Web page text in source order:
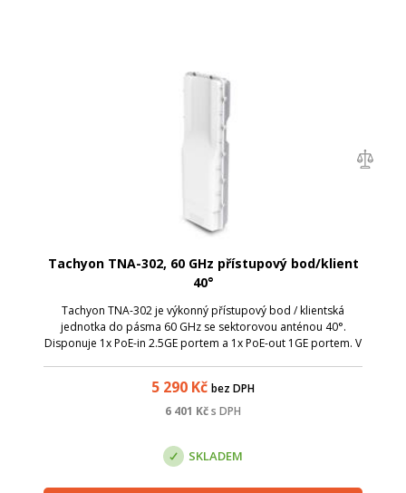
Tachyon TNA-302, 60 GHz přístupový bod/klient
40°
Tachyon TNA-302 je výkonný přístupový bod / klientská
jednotka do pásma 60 GHz se sektorovou anténou 40°.
Disponuje 1x PoE-in 2.5GE portem a 1x PoE-out 1GE portem. V
5 290 Kč bez DPH
6 401 Kčs DPH
SKLADEM